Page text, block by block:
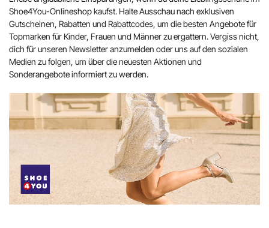
Shoe4You-Onlineshop kaufst. Halte Ausschau nach exklusiven
Gutscheinen, Rabatten und Rabattcodes, um die besten Angebote für
Topmarken für Kinder, Frauen und Männer zu ergattern. Vergiss nicht,
dich für unseren Newsletter anzumelden oder uns auf den sozialen
Medien zu folgen, um über die neuesten Aktionen und
Sonderangebote informiert zu werden.